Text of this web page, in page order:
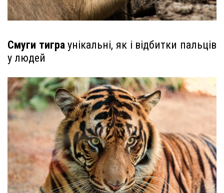
Смуги тиграунікальні, як і відбитки пальців
у людей